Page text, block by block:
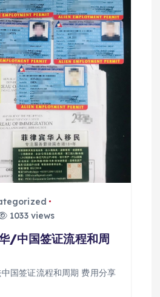
1033 views
/中国签证流程和周
国签证流程和周期 费用分享